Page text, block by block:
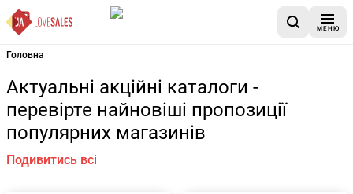
МЕНЮ
Головна
Актуальні акційні каталоги -
перевірте найновіші пропозиції
популярних магазинів
Подивитись всі